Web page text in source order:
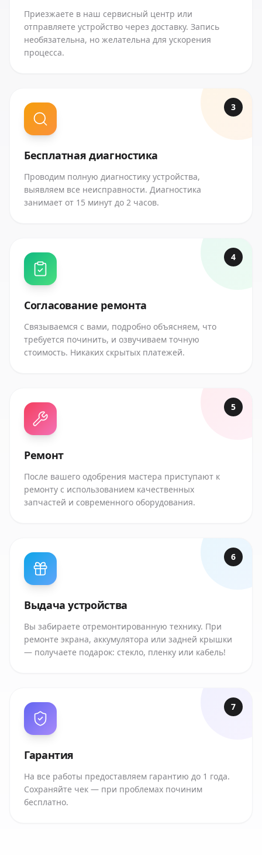
Приезжаете в наш сервисный центр или
отправляете устройство через доставку. Запись
необязательна, но желательна для ускорения
процесса.
3
Бесплатная диагностика
Проводим полную диагностику устройства,
выявляем все неисправности. Диагностика
занимает от 15 минут до 2 часов.
4
Согласование ремонта
Связываемся с вами, подробно объясняем, что
требуется починить, и озвучиваем точную
стоимость. Никаких скрытых платежей.
5
Ремонт
После вашего одобрения мастера приступают к
ремонту с использованием качественных
запчастей и современного оборудования.
6
Выдача устройства
Вы забираете отремонтированную технику. При
ремонте экрана, аккумулятора или задней крышки
— получаете подарок: стекло, пленку или кабель!
7
Гарантия
На все работы предоставляем гарантию до 1 года.
Сохраняйте чек — при проблемах починим
бесплатно.